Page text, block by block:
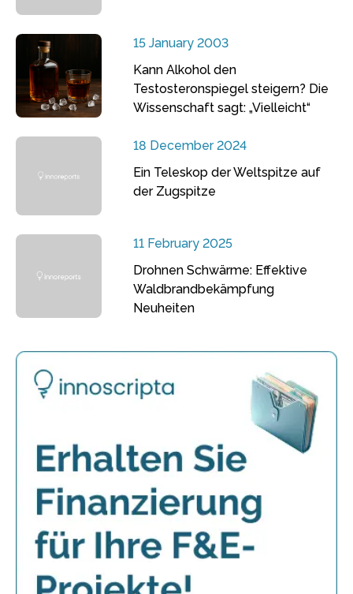
15 January 2003
Kann Alkohol den
Testosteronspiegel steigern? Die
Wissenschaft sagt: „Vielleicht“
18 December 2024
Ein Teleskop der Weltspitze auf
der Zugspitze
11 February 2025
Drohnen Schwärme: Effektive
Waldbrandbekämpfung
Neuheiten